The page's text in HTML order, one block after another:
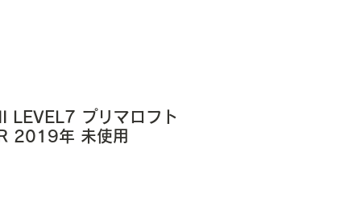
LEVEL7 プリマロフト
2019年 未使用